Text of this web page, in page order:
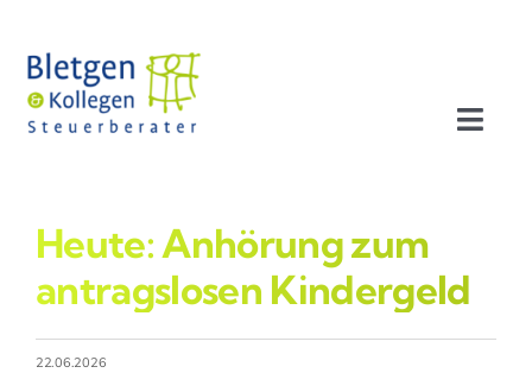
Inhalt
springen
Profil
Leistungen
Heute: Anhörung zum
antragslosen Kindergeld
22.06.2026